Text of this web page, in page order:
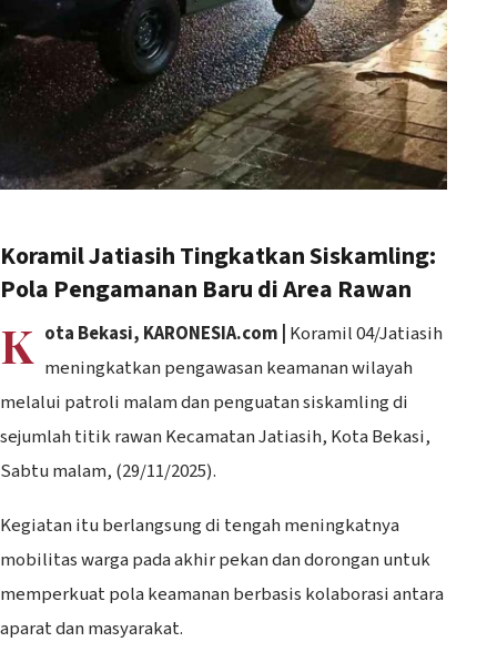
Koramil Jatiasih Tingkatkan Siskamling:
Pola Pengamanan Baru di Area Rawan
K ota Bekasi, KARONESIA.com | Koramil 04/Jatiasih
meningkatkan pengawasan keamanan wilayah
melalui patroli malam dan penguatan siskamling di
sejumlah titik rawan Kecamatan Jatiasih, Kota Bekasi,
Sabtu malam, (29/11/2025).
Kegiatan itu berlangsung di tengah meningkatnya
mobilitas warga pada akhir pekan dan dorongan untuk
memperkuat pola keamanan berbasis kolaborasi antara
aparat dan masyarakat.